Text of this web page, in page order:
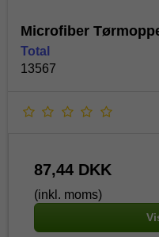
Microfiber
Total
13567
87,44 DKK
(inkl. moms)